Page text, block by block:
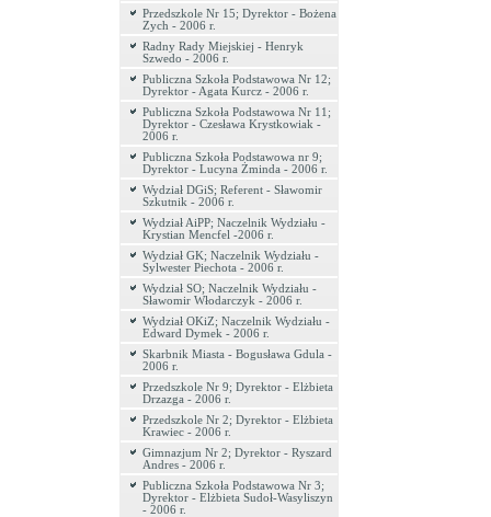
Przedszkole Nr 15; Dyrektor - Bożena
Zych - 2006 r.
Radny Rady Miejskiej - Henryk
Szwedo - 2006 r.
Publiczna Szkoła Podstawowa Nr 12;
Dyrektor - Agata Kurcz - 2006 r.
Publiczna Szkoła Podstawowa Nr 11;
Dyrektor - Czesława Krystkowiak -
2006 r.
Publiczna Szkoła Podstawowa nr 9;
Dyrektor - Lucyna Żminda - 2006 r.
Wydział DGiS; Referent - Sławomir
Szkutnik - 2006 r.
Wydział AiPP; Naczelnik Wydziału -
Krystian Mencfel -2006 r.
Wydział GK; Naczelnik Wydziału -
Sylwester Piechota - 2006 r.
Wydział SO; Naczelnik Wydziału -
Sławomir Włodarczyk - 2006 r.
Wydział OKiZ; Naczelnik Wydziału -
Edward Dymek - 2006 r.
Skarbnik Miasta - Bogusława Gdula -
2006 r.
Przedszkole Nr 9; Dyrektor - Elżbieta
Drzazga - 2006 r.
Przedszkole Nr 2; Dyrektor - Elżbieta
Krawiec - 2006 r.
Gimnazjum Nr 2; Dyrektor - Ryszard
Andres - 2006 r.
Publiczna Szkoła Podstawowa Nr 3;
Dyrektor - Elżbieta Sudoł-Wasyliszyn
- 2006 r.